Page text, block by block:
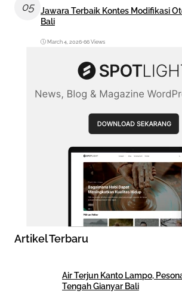
05
Jawara Terbaik Kontes Modifikasi
Bali
March 4, 2026•66 Views
Artikel Terbaru
Air Terjun Kanto Lampo,
Tengah Gianyar Bali